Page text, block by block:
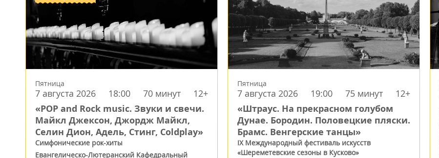
Пятница
7 августа 2026 18:00 70 минут 12+
«POP and Rock music. Звуки и свечи.
Майкл Джексон, Джордж Майкл,
Селин Дион, Адель, Стинг, Coldplay»
Симфонические рок-хиты
Евангелическо-Лютеранский Кафедральный
Пятница
7 августа 2026 19:00 75 минут 12+
«Штраус. На прекрасном голубом
Дунае. Бородин. Половецкие пляски.
Брамс. Венгерские танцы»
IX Международный фестиваль искусств
«Шереметевские сезоны в Кусково»